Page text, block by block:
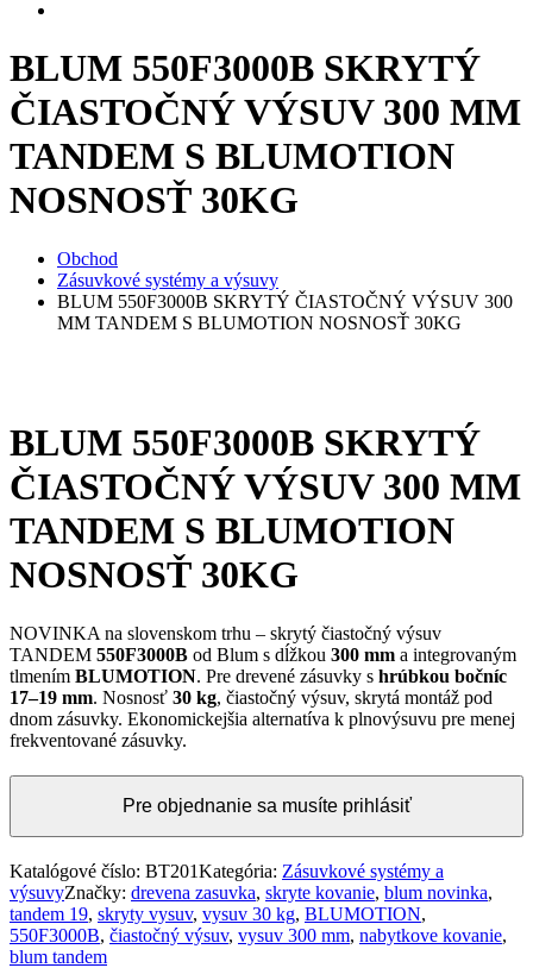
BLUM 550F3000B SKRYTÝ
ČIASTOČNÝ VÝSUV 300 MM
TANDEM S BLUMOTION
NOSNOSŤ 30KG
Obchod
Zásuvkové systémy a výsuvy
BLUM 550F3000B SKRYTÝ ČIASTOČNÝ VÝSUV 300
MM TANDEM S BLUMOTION NOSNOSŤ 30KG
BLUM 550F3000B SKRYTÝ
ČIASTOČNÝ VÝSUV 300 MM
TANDEM S BLUMOTION
NOSNOSŤ 30KG
NOVINKA na slovenskom trhu – skrytý čiastočný výsuv
TANDEM 550F3000B od Blum s dĺžkou 300 mm a integrovaným
tlmením BLUMOTION. Pre drevené zásuvky s hrúbkou bočníc
17–19 mm. Nosnosť 30 kg, čiastočný výsuv, skrytá montáž pod
dnom zásuvky. Ekonomickejšia alternatíva k plnovýsuvu pre menej
frekventované zásuvky.
Pre objednanie sa musíte prihlásiť
Katalógové číslo: BT201Kategória: Zásuvkové systémy a
výsuvyZnačky: drevena zasuvka, skryte kovanie, blum novinka,
tandem 19, skryty vysuv, vysuv 30 kg, BLUMOTION,
550F3000B, čiastočný výsuv, vysuv 300 mm, nabytkove kovanie,
blum tandem